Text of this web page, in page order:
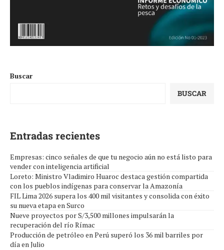
Buscar
BUSCAR
Entradas recientes
Empresas: cinco señales de que tu negocio aún no está listo para
vender con inteligencia artificial
Loreto: Ministro Vladimiro Huaroc destaca gestión compartida
con los pueblos indígenas para conservar la Amazonía
FIL Lima 2026 supera los 400 mil visitantes y consolida con éxito
su nueva etapa en Surco
Nueve proyectos por S/3,500 millones impulsarán la
recuperación del río Rímac
Producción de petróleo en Perú superó los 36 mil barriles por
día en Julio